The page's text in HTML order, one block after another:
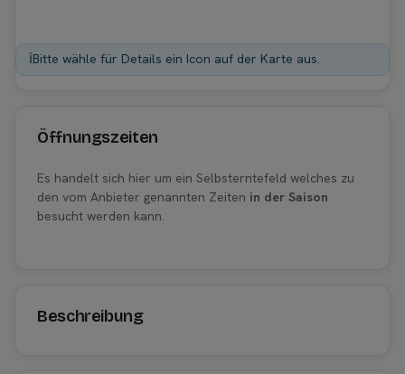
ℹ️Bitte wähle für Details ein Icon auf der Karte aus.
Öffnungszeiten
Es handelt sich hier um ein Selbsterntefeld welches zu
den vom Anbieter genannten Zeiten in der Saison
besucht werden kann.
Beschreibung